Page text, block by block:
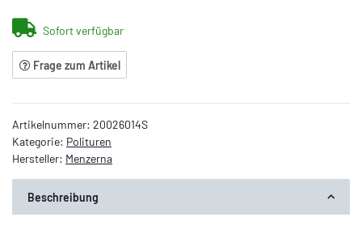
Sofort verfügbar
Frage zum Artikel
Artikelnummer: 20026014S
Kategorie: Polituren
Hersteller: Menzerna
Beschreibung